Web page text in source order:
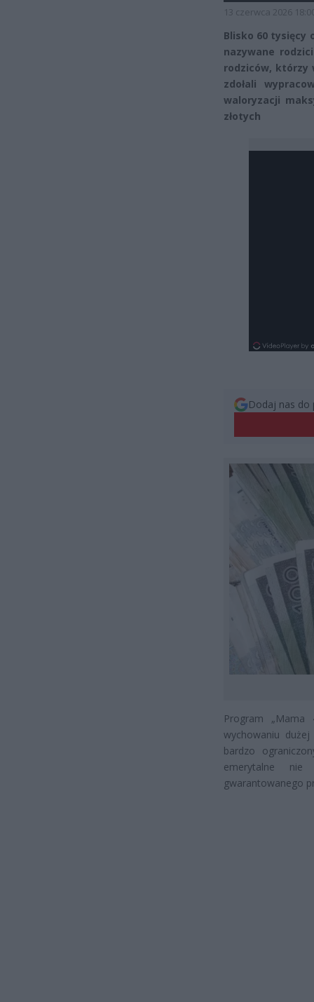
13 czerwca 2026
Blisko 60 tysięcy
nazywane
rodziców, którzy
zdołali
waloryzacji
złotych
Dodaj nas do
Program
wychowaniu
bardzo
emerytalne nie
gwarantowanego